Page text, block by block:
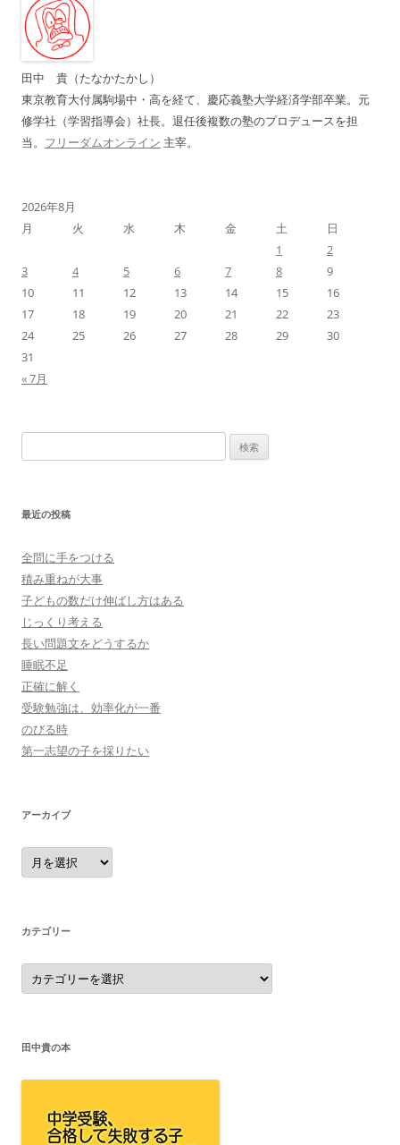
ー
シ
ョ
ン
田中 貴（たなかたかし）
東京教育大付属駒場中・高を経て、慶応義塾大学経済学部卒業。元
修学社（学習指導会）社長。退任後複数の塾のプロデュースを担
当。 フリーダムオンライン 主宰。
2026年8月
月
火 水 木 金 土
日
1
2
3
4 5 6 7 8
9
10
11 12 13 14 15
16
17
18 19 20 21 22
23
24
25 26 27 28 29
30
31
« 7月
索:
最近の投稿
全問に手をつける
積み重ねが大事
子どもの数だけ伸ばし方はある
じっくり考える
長い問題文をどうするか
睡眠不足
正確に解く
受験勉強は、効率化が一番
のびる時
第一志望の子を採りたい
アーカイブ
ア
ー
カ
カテゴリー
カ
テ
ゴ
田中貴の本